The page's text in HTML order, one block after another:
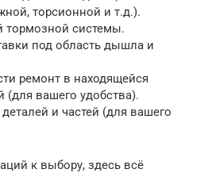
торсионной и т.д.).
тормозной системы.
под область дышла и
ремонт в находящейся
(для вашего удобства).
и частей (для вашего
к выбору, здесь всё